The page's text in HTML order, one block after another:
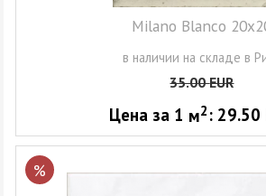
Milano Blanco
в наличии на складе в
35.00EUR
Цена за 1 м2 : 29.50
%